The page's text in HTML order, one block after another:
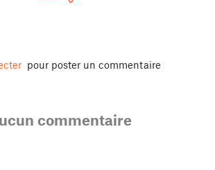
pour poster un commentaire
commentaire